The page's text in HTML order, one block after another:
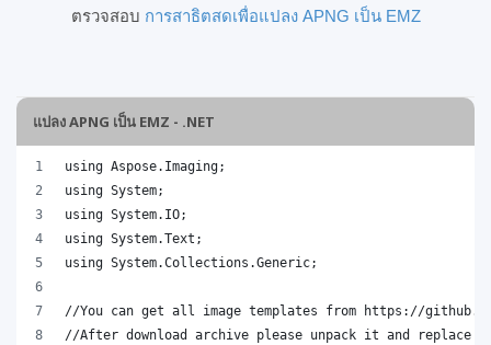
ตรวจสอบ การสาธิตสดเพื่อแปลง APNG เป็น EMZ
แปลง APNG เป็น EMZ - .NET